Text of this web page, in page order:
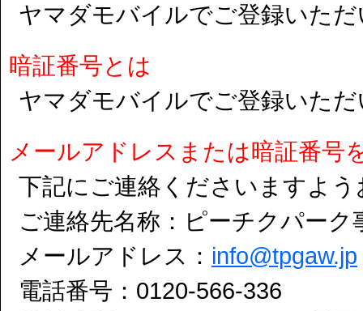
ヤマダモバイルでご登録いた
暗証番号とは
ヤマダモバイルでご登録いた
メールアドレスまたは暗証番号
下記にご連絡くださいますよ
ご連絡先名称：ピーチクパーク
メールアドレス： info@tpgaw.jp
電話番号：0120-566-336